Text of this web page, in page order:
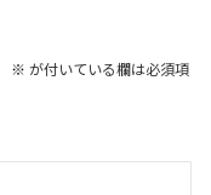
※ が付いている欄は必須項